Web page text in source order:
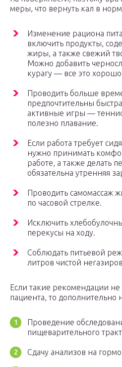
меры, что вернуть кал в
Изменение рациона
включить продукты,
жиры, а также свежий
Можно добавить
курагу — все это хорошо
Проводить больше
предпочтительны
активные игры —
полезно плавание.
Если работа требует
нужно принимать
работе, а также делать
обязательна утренняя
Проводить самомассаж
по часовой стрелке.
Исключить
перекусы на ходу.
Соблюдать питьевой
литров чистой
Если такие рекомендации
пациента, то дополнительно
Проведение
пищеварительного
Сдачу анализов на